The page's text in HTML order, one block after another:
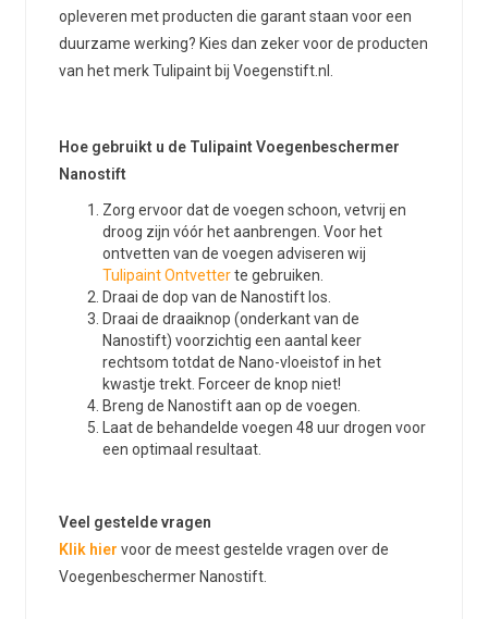
opleveren met producten die garant staan voor een
duurzame werking? Kies dan zeker voor de producten
van het merk Tulipaint bij Voegenstift.nl.
Hoe gebruikt u de Tulipaint Voegenbeschermer
Nanostift
Zorg ervoor dat de voegen schoon, vetvrij en
droog zijn vóór het aanbrengen. Voor het
ontvetten van de voegen adviseren wij
Tulipaint Ontvetterte gebruiken.
Draai de dop van de Nanostift los.
Draai de draaiknop (onderkant van de
Nanostift) voorzichtig een aantal keer
rechtsom totdat de Nano-vloeistof in het
kwastje trekt. Forceer de knop niet!
Breng de Nanostift aan op de voegen.
Laat de behandelde voegen 48 uur drogen voor
een optimaal resultaat.
Veel gestelde vragen
Klik hier voor de meest gestelde vragen over de
Voegenbeschermer Nanostift.